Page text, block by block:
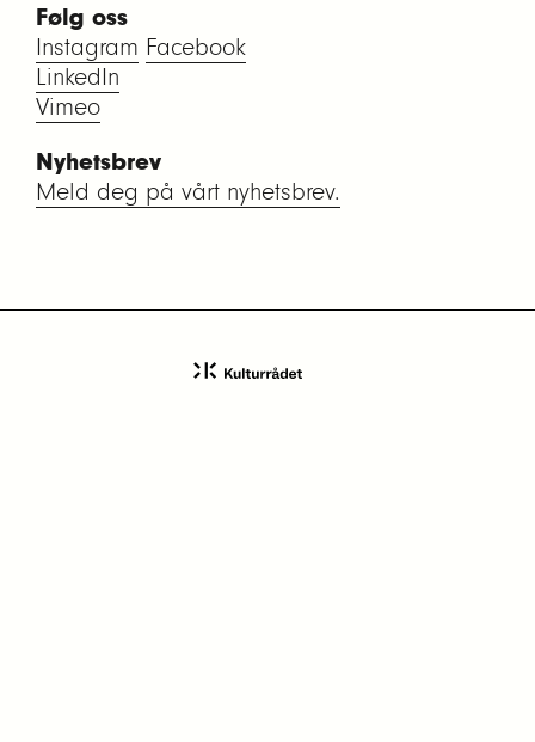
Følg oss
Instagram Facebook
LinkedIn
Vimeo
Nyhetsbrev
Meld deg på vårt nyhetsbrev.